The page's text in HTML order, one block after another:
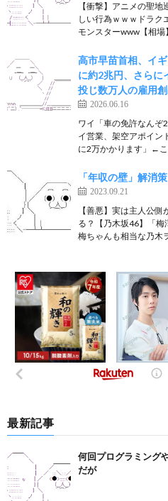
【衝撃】アニメの聖
しい行為ｗｗｗドラク
モンスターwww【相
高市早苗首相、イ
に約2兆円、さらに
投じ数万人の雇用
2026.06.16
ワイ「車の免許なんぞ
イ営業、架空アポイン
に2万かかります」←
「年収の壁」解消
2023.09.21
【善悪】実は主人公
る？【乃木坂46】「
梅ちゃんも相当な乃木
最新記事
何回プログラミング
だが